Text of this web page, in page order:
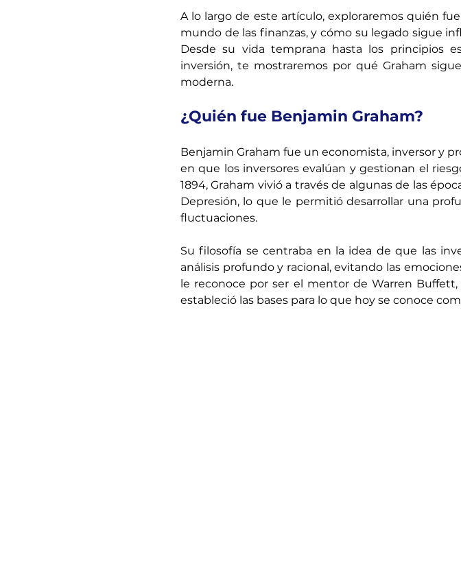
A lo largo de este artículo, exploraremos quién
mundo de las finanzas, y cómo su legado sigue
Desde su vida temprana hasta los principios
inversión, te mostraremos por qué Graham
moderna.
¿Quién fue Benjamin Graham?
Benjamin Graham fue un economista, inversor y
en que los inversores evalúan y gestionan el
1894, Graham vivió a través de algunas de las
Depresión, lo que le permitió desarrollar una
fluctuaciones.
Su filosofía se centraba en la idea de que las
análisis profundo y racional, evitando las
le reconoce por ser el mentor de Warren
estableció las bases para lo que hoy se conoce